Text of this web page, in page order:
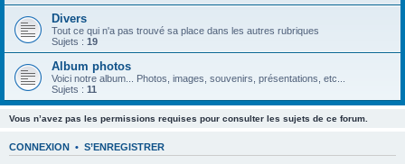
Divers
Tout ce qui n'a pas trouvé sa place dans les autres rubriques
Sujets : 19
Album photos
Voici notre album... Photos, images, souvenirs, présentations, etc...
Sujets : 11
Vous n’avez pas les permissions requises pour consulter les sujets de ce forum.
CONNEXION • S’ENREGISTRER